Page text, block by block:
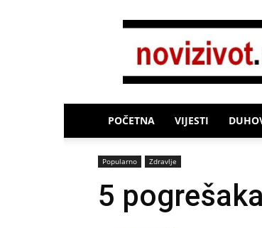
Novi
POČETNA VIJESTI
Popularno Zdravlje
5